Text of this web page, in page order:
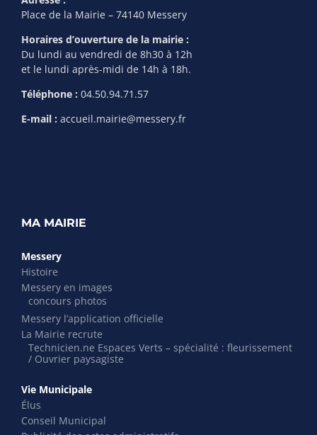
Place de la Mairie – 74140 Messery
Horaires d’ouverture de la mairie :
Du lundi au vendredi de 8h30 à 12h
et le lundi après-midi de 14h à 18h.
Téléphone : 04.50.94.71.57
E-mail : accueil.mairie@messery.fr
MA MAIRIE
Messery
Histoire
Messery en images
concours photos
Messery l’application officielle
La Mairie recrute
Technicien.ne Espaces Verts – spécialité : fleurissement
/ Ouvrier paysagiste
Vie Municipale
Élus
Conseil Municipal